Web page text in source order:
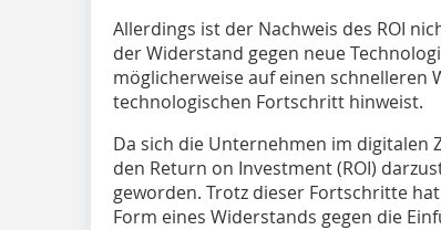
Allerdings ist der Nachweis des ROI
der Widerstand gegen neue
möglicherweise auf einen schnelleren
technologischen Fortschritt hinweist.
Da sich die Unternehmen im digitalen
den Return on Investment (ROI)
geworden. Trotz dieser Fortschritte
Form eines Widerstands gegen die